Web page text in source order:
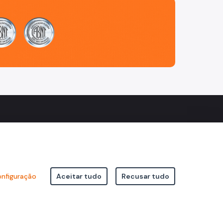
Aceitar tudo Recusar tudo